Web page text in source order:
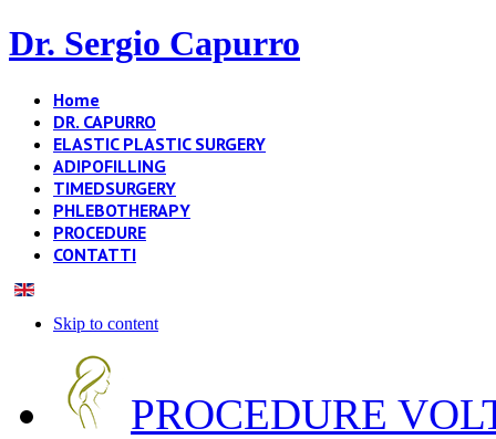
Dr. Sergio Capurro
Home
DR. CAPURRO
ELASTIC PLASTIC SURGERY
ADIPOFILLING
TIMEDSURGERY
PHLEBOTHERAPY
PROCEDURE
CONTATTI
Skip to content
PROCEDURE